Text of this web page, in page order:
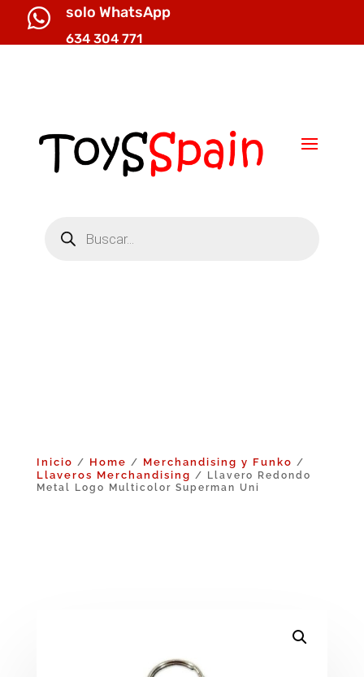
 solo WhatsApp
634 304 771
productos
Inicio / Home / Merchandising y Funko /
Llaveros Merchandising / Llavero Redondo
Metal Logo Multicolor Superman Uni